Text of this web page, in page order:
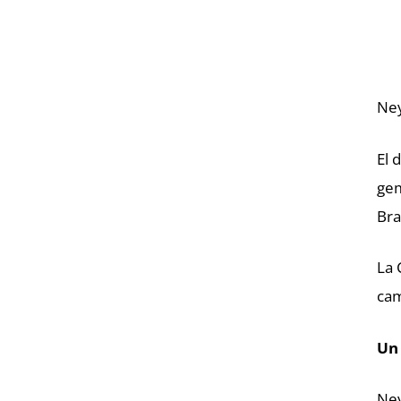
El
La